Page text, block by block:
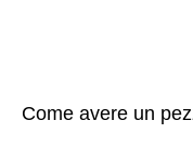
Come avere un